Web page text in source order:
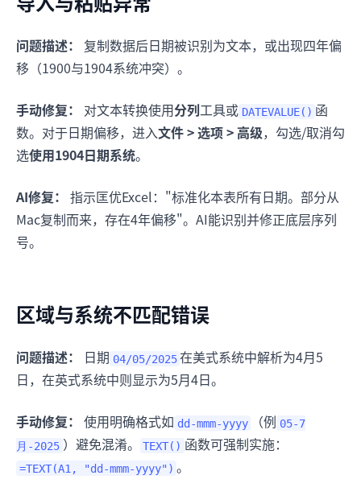
问题描述：
复制数据后日期被识别为文本，或出现四年偏
移（1900与1904系统冲突）。
手动修复： 对文本转换使用分列工具或 DATEVALUE() 函
数。对于日期偏移，进入文件 > 选项 > 高级，勾选/取消勾
选使用1904日期系统。
AI修复： 指示匡优Excel："标准化本表所有日期。部分从
Mac复制而来，存在4年偏移"。AI能识别并修正底层序列
号。
区域与系统不匹配错误
问题描述： 日期 04/05/2025 在美式系统中解析为4月5
日，在英式系统中则显示为5月4日。
手动修复： 使用明确格式如 dd-mmm-yyyy （例 05-7
月-2025 ）避免混淆。 TEXT() 函数可强制实施：
=TEXT(A1, "dd-mmm-yyyy") 。